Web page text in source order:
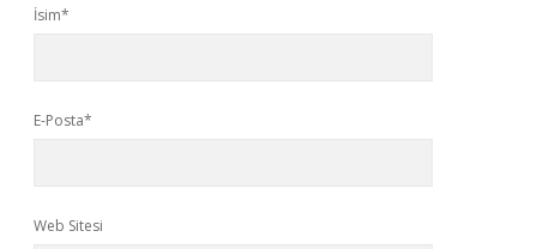
İsim*
E-Posta*
Web Sitesi